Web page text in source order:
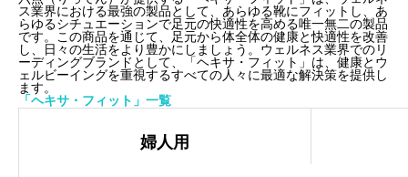
ス業界における最強の製品として、あらゆる靴にフィットし、あ
らゆるシチュエーションで足元の快適性を高める唯一無二の製品
です。この商品を通じて、足元から体全体の健康と快適性を改善
し、日々の生活をより豊かにしましょう。ウェルネス業界でのリ
ーディングブランドとして、「ヘキサ・フィット」は、健康とウ
ェルビーイングを重視するすべての人々に最適な解決策を提供し
ます。
「ヘキサ・フィット」 一覧
婦人用